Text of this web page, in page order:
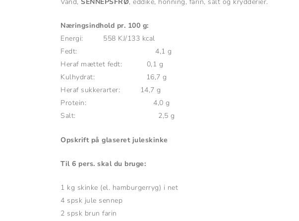
Næringsindhold pr. 100 g:
Energi: 558 KJ/133 kcal
Fedt: 4,1 g
Heraf mættet fedt: 0,1 g
Kulhydrat: 16,7 g
Heraf sukkerarter: 14,7 g
Protein: 4,0 g
Salt: 2,5 g
Opskrift på glaseret juleskinke
Til 6 pers. skal du bruge:
1 kg skinke (el. hamburgerryg) i net
4 spsk jule sennep
2 spsk brun farin